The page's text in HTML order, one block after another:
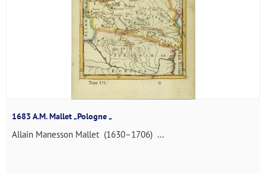
1683 A.M. Mallet „Pologne „
Allain Manesson Mallet (1630–1706) ...